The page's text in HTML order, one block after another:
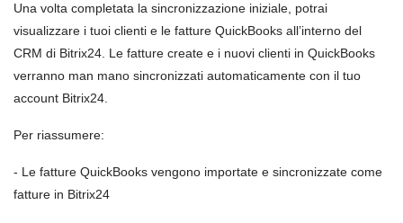
Una volta completata la sincronizzazione iniziale, potrai
visualizzare i tuoi clienti e le fatture QuickBooks all’interno del
CRM di Bitrix24. Le fatture create e i nuovi clienti in QuickBooks
verranno man mano sincronizzati automaticamente con il tuo
account Bitrix24.
Per riassumere:
- Le fatture QuickBooks vengono importate e sincronizzate come
fatture in Bitrix24